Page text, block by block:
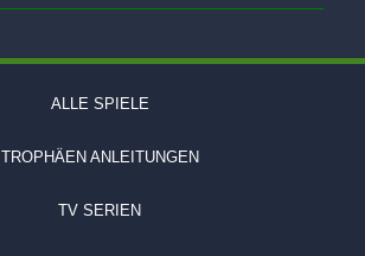
ALLE SPIELE
TROPHÄEN ANLEITUNGEN
TV SERIEN